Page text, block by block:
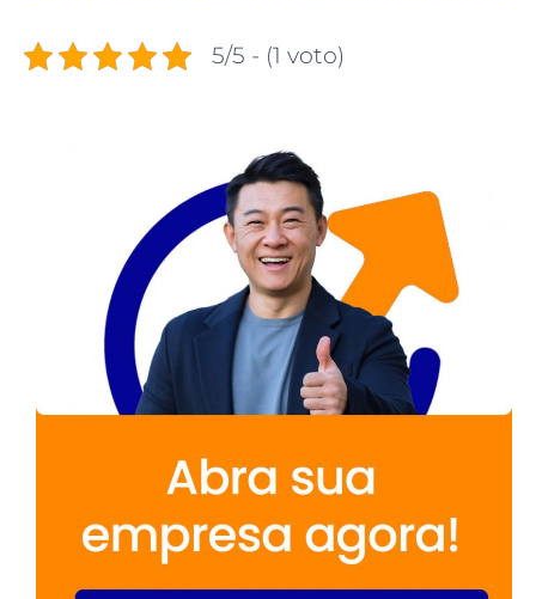
5/5 - (1 voto)